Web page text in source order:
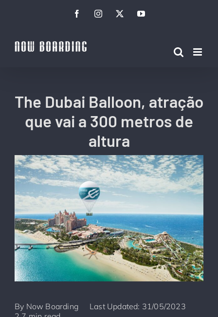
conteúdo
FacebookInstagramTwitterYouTube
The Dubai Balloon, atração
que vai a 300 metros de
altura
By Now Boarding
Last Updated: 31/05/2023